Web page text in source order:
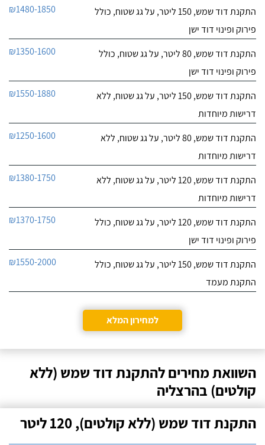
שביט דודי שמש וחשמל בע"מ
לפרטי העסק
דודי שמש" שירות טוב,
חייג עכשיו
התקנת דוד שמש, 150 ליטר, על גג שטוח, כולל
פירוק ופינוי דוד ישן
₪1480-1850
התקנת דוד שמש, 80 ליטר, על גג שטוח, כולל
פירוק ופינוי דוד ישן
₪1350-1600
התקנת דוד שמש, 150 ליטר, על גג שטוח, ללא
דרישות מיוחדות
₪1550-1880
התקנת דוד שמש, 80 ליטר, על גג שטוח, ללא
דרישות מיוחדות
₪1250-1600
התקנת דוד שמש, 120 ליטר, על גג שטוח, ללא
דרישות מיוחדות
₪1380-1750
התקנת דוד שמש, 120 ליטר, על גג שטוח, כולל
פירוק ופינוי דוד ישן
₪1370-1750
התקנת דוד שמש, 150 ליטר, על גג שטוח, כולל
התקנת מעמד
₪1550-2000
למחירון המלא
השוואת מחירים להתקנת דוד שמש (ללא
קולטים) בהרצליה
התקנת דוד שמש (ללא קולטים), 120 ליטר